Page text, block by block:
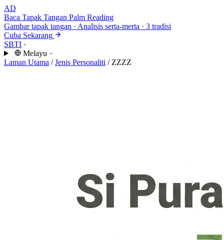
AD
Baca Tapak Tangan Palm Reading
Gambar tapak tangan · Analisis serta-merta · 3 tradisi
Cuba Sekarang
SBTI ·
Melayu
Laman Utama / Jenis Personaliti / ZZZZ